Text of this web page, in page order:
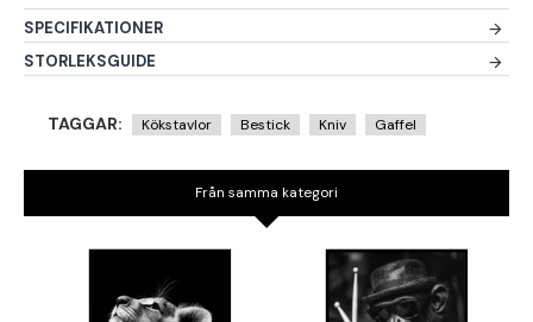
SPECIFIKATIONER
STORLEKSGUIDE
TAGGAR: Kökstavlor Bestick Kniv Gaffel
Från samma kategori